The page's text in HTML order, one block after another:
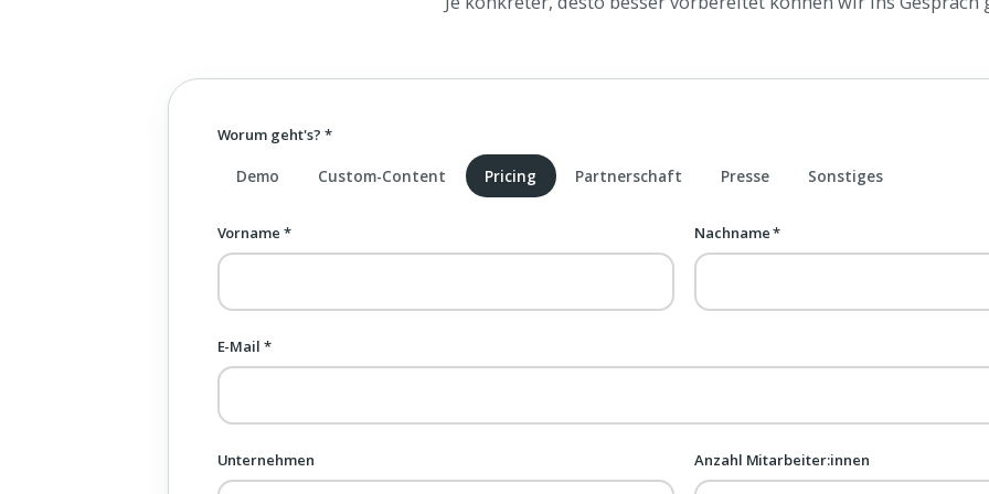
Worum geht's? *
Demo Custom-Content Pricing Partnerschaft Presse Sonstiges
Vorname * Nachname *
E-Mail *
Unternehmen Anzahl Mitarbeiter:innen